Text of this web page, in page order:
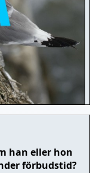
han eller hon
förbudstid?